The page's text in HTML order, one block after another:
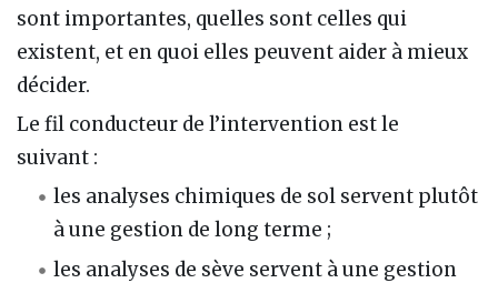
sont importantes, quelles sont celles qui
existent, et en quoi elles peuvent aider à mieux
décider.
Le fil conducteur de l’intervention est le
suivant :
les analyses chimiques de sol servent plutôt
à une gestion de long terme ;
les analyses de sève servent à une gestion